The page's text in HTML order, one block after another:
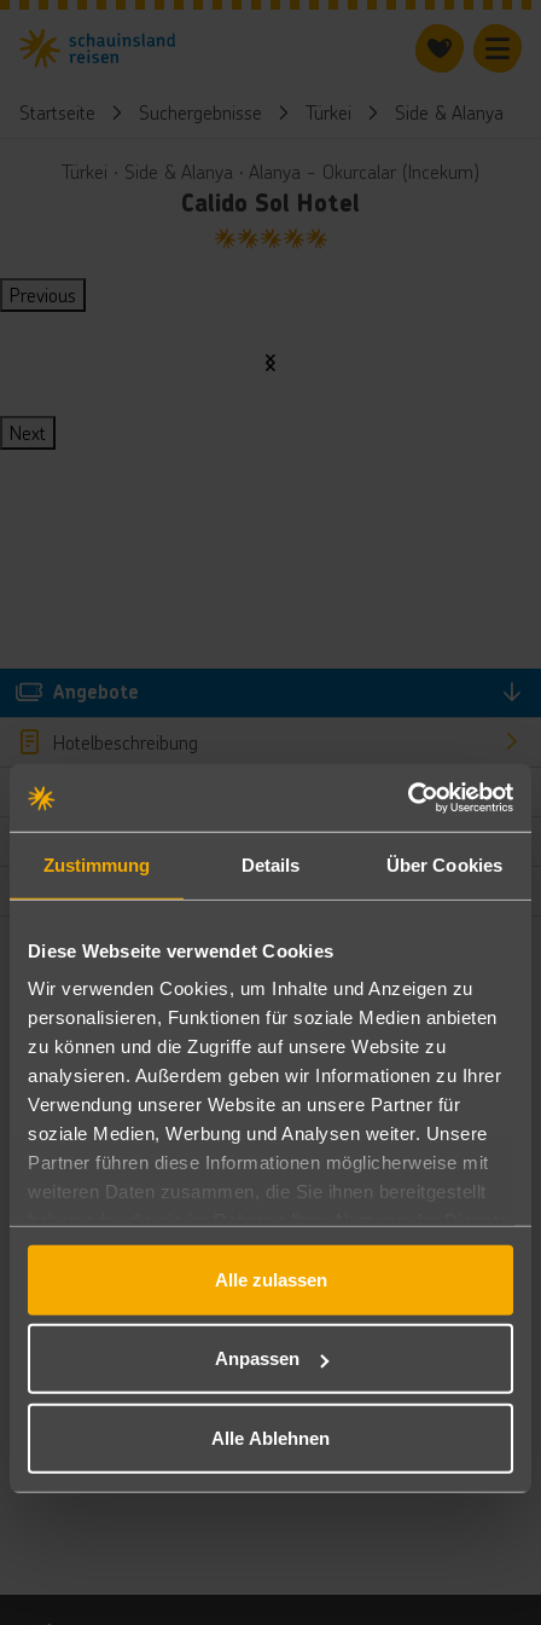
Zustimmung Details Über Cookies
Diese Webseite verwendet Cookies
Wir verwenden Cookies, um Inhalte und Anzeigen zu
personalisieren, Funktionen für soziale Medien anbieten
zu können und die Zugriffe auf unsere Website zu
analysieren. Außerdem geben wir Informationen zu Ihrer
Verwendung unserer Website an unsere Partner für
soziale Medien, Werbung und Analysen weiter. Unsere
Partner führen diese Informationen möglicherweise mit
weiteren Daten zusammen, die Sie ihnen bereitgestellt
gesammelt haben.
Alle zulassen
Anpassen
Alle Ablehnen
Startseite Suchergebnisse Türkei Side & Alanya
Türkei ∙ Side & Alanya ∙ Alanya - Okurcalar (Incekum)
Calido Sol Hotel
5
Previous
Next
Angebote
Hotelbeschreibung
Bewertungen
Ändere die Kriterien nach deinen Wünschen
Pauschal Nur Hotel
Abflughafen
Alle Abflughäfen
09.08.26–07.08.27 7-21 Nächte
Mehr Filter anzeigen